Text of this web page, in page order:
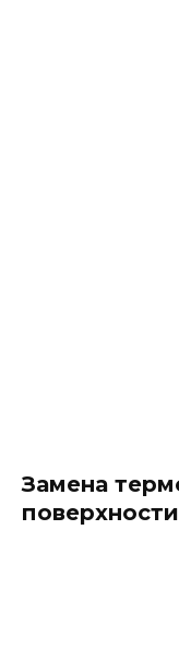
Замена